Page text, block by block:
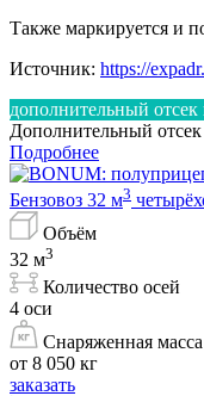
Также маркируется и
Источник: https://
дополнительный отсек
Дополнительный
Подробнее
Бензовоз 32 м3
Объём
32 м3
Количество осей
4 оси
Снаряженная масса
от 8 050 кг
заказать